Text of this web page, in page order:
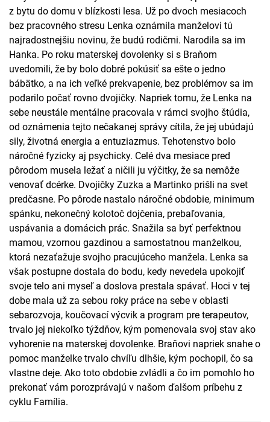
z bytu do domu v blízkosti lesa. Už po dvoch mesiacoch
bez pracovného stresu Lenka oznámila manželovi tú
najradostnejšiu novinu, že budú rodičmi. Narodila sa im
Hanka. Po roku materskej dovolenky si s Braňom
uvedomili, že by bolo dobré pokúsiť sa ešte o jedno
bábätko, a na ich veľké prekvapenie, bez problémov sa im
podarilo počať rovno dvojičky. Napriek tomu, že Lenka na
sebe neustále mentálne pracovala v rámci svojho štúdia,
od oznámenia tejto nečakanej správy cítila, že jej ubúdajú
sily, životná energia a entuziazmus. Tehotenstvo bolo
náročné fyzicky aj psychicky. Celé dva mesiace pred
pôrodom musela ležať a ničili ju výčitky, že sa nemôže
venovať dcérke. Dvojičky Zuzka a Martinko prišli na svet
predčasne. Po pôrode nastalo náročné obdobie, minimum
spánku, nekonečný kolotoč dojčenia, prebaľovania,
uspávania a domácich prác. Snažila sa byť perfektnou
mamou, vzornou gazdinou a samostatnou manželkou,
ktorá nezaťažuje svojho pracujúceho manžela. Lenka sa
však postupne dostala do bodu, kedy nevedela upokojiť
svoje telo ani myseľ a doslova prestala spávať. Hoci v tej
dobe mala už za sebou roky práce na sebe v oblasti
sebarozvoja, koučovací výcvik a program pre terapeutov,
trvalo jej niekoľko týždňov, kým pomenovala svoj stav ako
vyhorenie na materskej dovolenke. Braňovi napriek snahe o
pomoc manželke trvalo chvíľu dlhšie, kým pochopil, čo sa
vlastne deje. Ako toto obdobie zvládli a čo im pomohlo ho
prekonať vám porozprávajú v našom ďalšom príbehu z
cyklu Família.